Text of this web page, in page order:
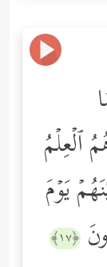
ٱلۡعِلۡمُ
یَوۡمَ
﴿١٧﴾